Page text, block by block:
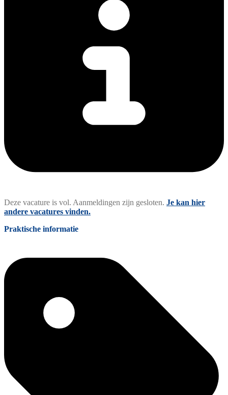
Deze vacature is vol. Aanmeldingen zijn gesloten. Je kan hier
andere vacatures vinden.
Praktische informatie